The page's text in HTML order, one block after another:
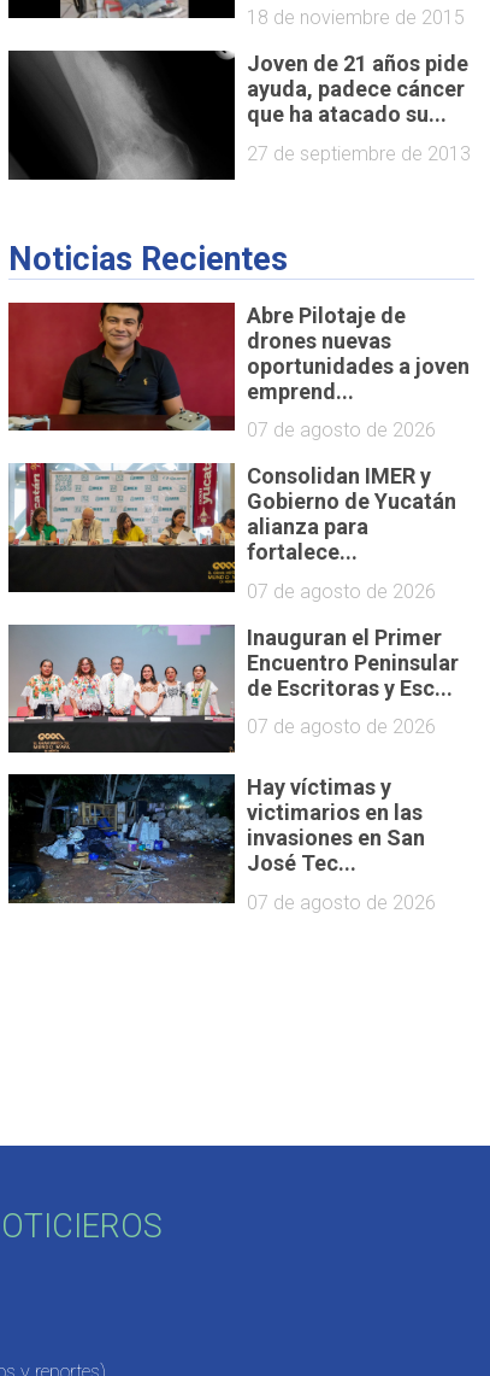
18 de noviembre de 2015
Joven de 21 años pide
ayuda, padece cáncer
que ha atacado su...
27 de septiembre de 2013
Noticias Recientes
Abre Pilotaje de
drones nuevas
oportunidades a joven
emprend...
07 de agosto de 2026
Consolidan IMER y
Gobierno de Yucatán
alianza para
fortalece...
07 de agosto de 2026
Inauguran el Primer
Encuentro Peninsular
de Escritoras y Esc...
07 de agosto de 2026
Hay víctimas y
victimarios en las
invasiones en San
José Tec...
07 de agosto de 2026